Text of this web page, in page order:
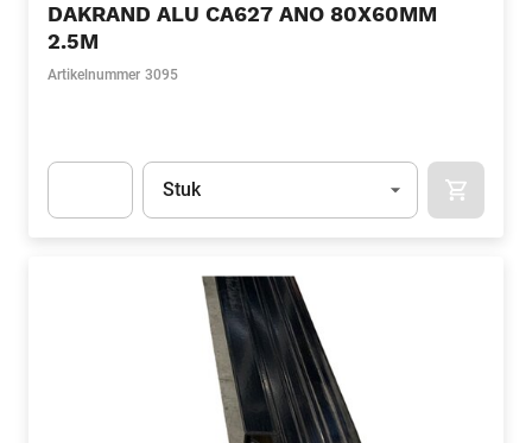
DAKRAND ALU CA627 ANO 80X60MM
2.5M
Artikelnummer 3095
Eenheid
Stuk